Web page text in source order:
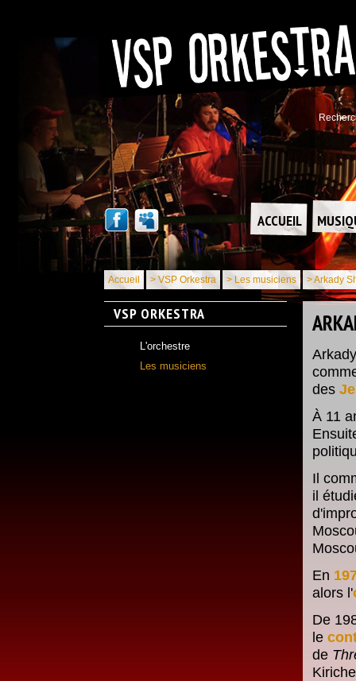
ACCUEIL
Accueil > VSP Orkestra > Les musiciens > Arkady
VSP ORKESTRA
L'orchestre
Les musiciens
des
À 11
Il
il
En
alors l'
De
le
de